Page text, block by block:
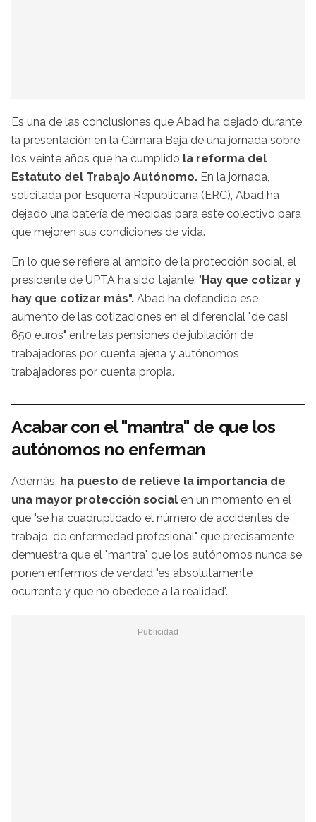
Es una de las conclusiones que Abad ha dejado durante
la presentación en la Cámara Baja de una jornada sobre
los veinte años que ha cumplido la reforma del
Estatuto del Trabajo Autónomo. En la jornada,
solicitada por Esquerra Republicana (ERC), Abad ha
dejado una batería de medidas para este colectivo para
que mejoren sus condiciones de vida.
En lo que se refiere al ámbito de la protección social, el
presidente de UPTA ha sido tajante: "Hay que cotizar y
hay que cotizar más". Abad ha defendido ese
aumento de las cotizaciones en el diferencial "de casi
650 euros" entre las pensiones de jubilación de
trabajadores por cuenta ajena y autónomos
trabajadores por cuenta propia.
Acabar con el "mantra" de que los
autónomos no enferman
Además, ha puesto de relieve la importancia de
una mayor protección social en un momento en el
que "se ha cuadruplicado el número de accidentes de
trabajo, de enfermedad profesional" que precisamente
demuestra que el "mantra" que los autónomos nunca se
ponen enfermos de verdad "es absolutamente
ocurrente y que no obedece a la realidad".